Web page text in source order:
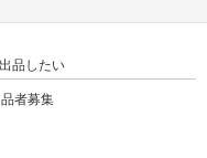
出品したい
者募集